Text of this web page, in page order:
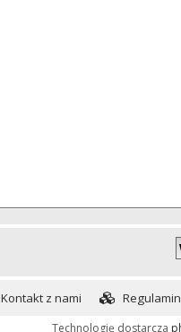
Kontakt z nami
Technologię dostarcza